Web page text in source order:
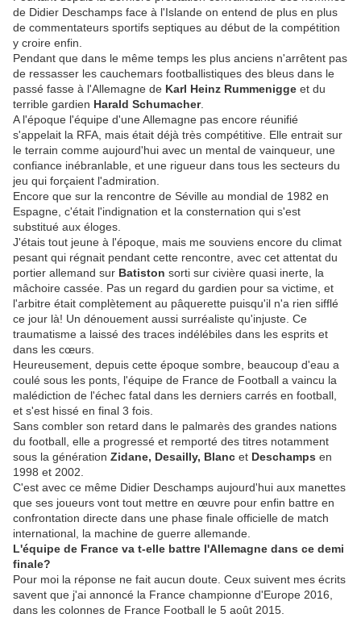
de Didier Deschamps face à l'Islande on entend de plus en plus
de commentateurs sportifs septiques au début de la compétition
y croire enfin.
Pendant que dans le même temps les plus anciens n'arrêtent pas
de ressasser les cauchemars footballistiques des bleus dans le
passé fasse à l'Allemagne de Karl Heinz Rummenigge et du
terrible gardien Harald Schumacher.
A l'époque l'équipe d'une Allemagne pas encore réunifié
s'appelait la RFA, mais était déjà très compétitive. Elle entrait sur
le terrain comme aujourd'hui avec un mental de vainqueur, une
confiance inébranlable, et une rigueur dans tous les secteurs du
jeu qui forçaient l'admiration.
Encore que sur la rencontre de Séville au mondial de 1982 en
Espagne, c'était l'indignation et la consternation qui s'est
substitué aux éloges.
J'étais tout jeune à l'époque, mais me souviens encore du climat
pesant qui régnait pendant cette rencontre, avec cet attentat du
portier allemand sur Batiston sorti sur civière quasi inerte, la
mâchoire cassée. Pas un regard du gardien pour sa victime, et
l'arbitre était complètement au pâquerette puisqu'il n'a rien sifflé
ce jour là! Un dénouement aussi surréaliste qu'injuste. Ce
traumatisme a laissé des traces indélébiles dans les esprits et
dans les cœurs.
Heureusement, depuis cette époque sombre, beaucoup d'eau a
coulé sous les ponts, l'équipe de France de Football a vaincu la
malédiction de l'échec fatal dans les derniers carrés en football,
et s'est hissé en final 3 fois.
Sans combler son retard dans le palmarès des grandes nations
du football, elle a progressé et remporté des titres notamment
sous la génération Zidane, Desailly, Blanc et Deschamps en
1998 et 2002.
C'est avec ce même Didier Deschamps aujourd'hui aux manettes
que ses joueurs vont tout mettre en œuvre pour enfin battre en
confrontation directe dans une phase finale officielle de match
international, la machine de guerre allemande.
L'équipe de France va t-elle battre l'Allemagne dans ce demi
finale?
Pour moi la réponse ne fait aucun doute. Ceux suivent mes écrits
savent que j'ai annoncé la France championne d'Europe 2016,
dans les colonnes de France Football le 5 août 2015.